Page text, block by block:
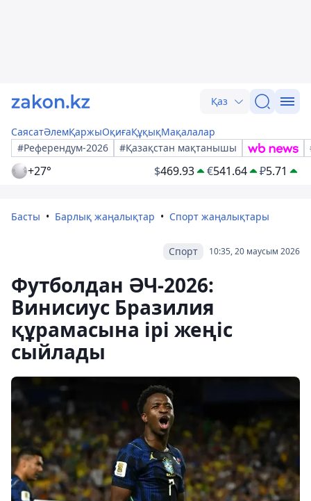
Қаз
СаясатӘлемҚаржыОқиғаҚұқықМақалалар
#Референдум-2026
#Қазақстан мақтанышы
+27° $469.93 €541.64 ₽5.71
Басты Барлық жаңалықтар Спорт жаңалықтары
10:35, 20 маусым 2026
Спорт
Футболдан ӘЧ-2026:
Винисиус Бразилия
құрамасына ірі жеңіс
сыйлады